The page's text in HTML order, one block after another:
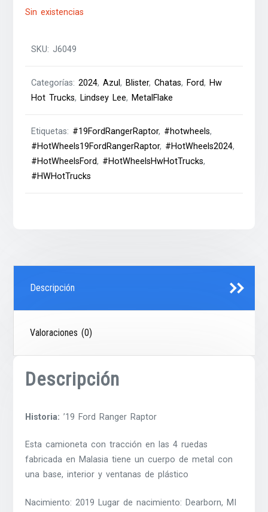
Sin existencias
SKU:J6049
Categorías:2024,Azul, Blister,Chatas, Ford, Hw
Hot Trucks, Lindsey Lee, MetalFlake
Etiquetas: #19FordRangerRaptor, #hotwheels,
#HotWheels19FordRangerRaptor, #HotWheels2024,
#HotWheelsFord, #HotWheelsHwHotTrucks,
#HWHotTrucks
Descripción
Valoraciones (0)
Descripción
Historia: ’19 Ford Ranger Raptor
Esta camioneta con tracción en las 4 ruedas
fabricada en Malasia tiene un cuerpo de metal con
una base, interior y ventanas de plástico
Nacimiento: 2019 Lugar de nacimiento: Dearborn, MI